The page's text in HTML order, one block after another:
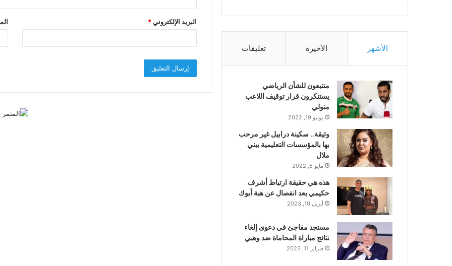
البريد الإلكتروني*
الأشهر الأخيرة تعليقات
متتبعون للشأن الرياضي
يستنكرون قرار توقيف اللاعب
متولي
يونيو 19, 2022
وثيقة.. سكينة درابيل غير مرحب
بها بالمؤسسات التعليمية ببني
ملال
مايو 6, 2022
هذه هي حقيقة ارتباط أشرف
حكيمي بعد انفصال عن هبة أبوك
أبريل 10, 2023
مستجد مفاجئ في دعوى إلغاء
نتائج مباراة المحاماة ضد وهبي
فبراير 11, 2023